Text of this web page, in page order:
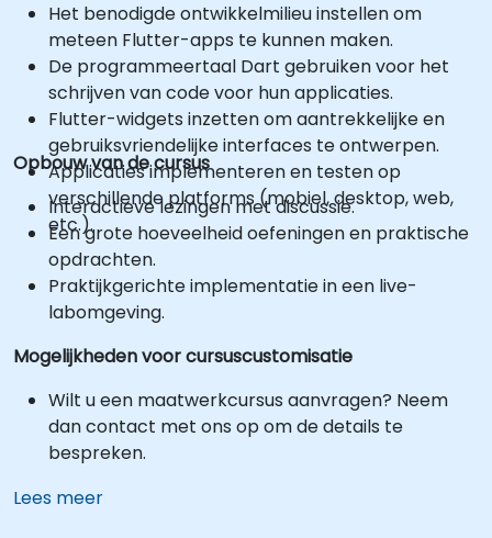
Het benodigde ontwikkelmilieu instellen om
meteen Flutter-apps te kunnen maken.
De programmeertaal Dart gebruiken voor het
schrijven van code voor hun applicaties.
Flutter-widgets inzetten om aantrekkelijke en
gebruiksvriendelijke interfaces te ontwerpen.
Applicaties implementeren en testen op
verschillende platforms (mobiel, desktop, web,
etc.).
Opbouw van de cursus
Interactieve lezingen met discussie.
Een grote hoeveelheid oefeningen en praktische
opdrachten.
Praktijkgerichte implementatie in een live-
labomgeving.
Mogelijkheden voor cursuscustomisatie
Wilt u een maatwerkcursus aanvragen? Neem
dan contact met ons op om de details te
bespreken.
Lees meer